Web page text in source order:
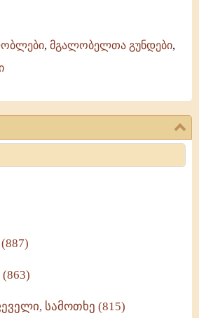
სამოთხე (815)
, მგალობელთა გუნდები,